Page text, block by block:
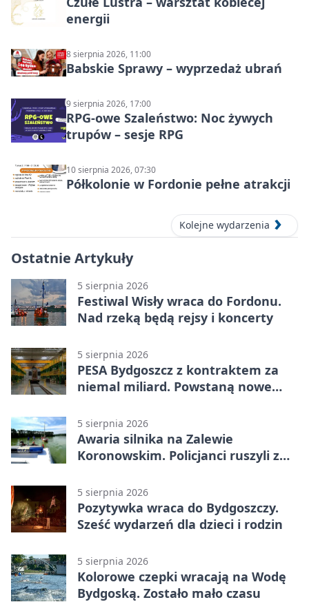
energii
8 sierpnia 2026, 11:00
Babskie Sprawy – wyprzedaż ubrań
9 sierpnia 2026, 17:00
RPG-owe Szaleństwo: Noc żywych
trupów – sesje RPG
10 sierpnia 2026, 07:30
Półkolonie w Fordonie pełne atrakcji
Kolejne wydarzenia
Ostatnie Artykuły
5 sierpnia 2026
Festiwal Wisły wraca do Fordonu.
Nad rzeką będą rejsy i koncerty
5 sierpnia 2026
PESA Bydgoszcz z kontraktem za
niemal miliard. Powstaną nowe
5 sierpnia 2026
Awaria silnika na Zalewie
Koronowskim. Policjanci ruszyli z
5 sierpnia 2026
Pozytywka wraca do Bydgoszczy.
Sześć wydarzeń dla dzieci i rodzin
5 sierpnia 2026
Kolorowe czepki wracają na Wodę
Bydgoską. Zostało mało czasu